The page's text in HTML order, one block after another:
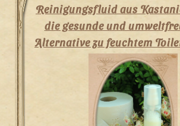
Reinigungsfluid aus
die gesunde und
Alternative zu feuchtem